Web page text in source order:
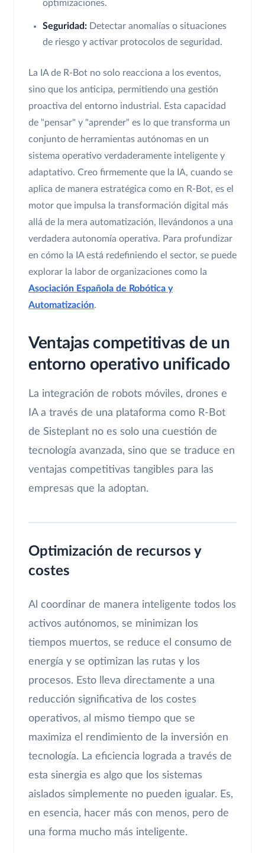
optimizaciones.
Seguridad: Detectar anomalías o situaciones
de riesgo y activar protocolos de seguridad.
La IA de R-Bot no solo reacciona a los eventos,
sino que los anticipa, permitiendo una gestión
proactiva del entorno industrial. Esta capacidad
de "pensar" y "aprender" es lo que transforma un
conjunto de herramientas autónomas en un
sistema operativo verdaderamente inteligente y
adaptativo. Creo firmemente que la IA, cuando se
aplica de manera estratégica como en R-Bot, es el
motor que impulsa la transformación digital más
allá de la mera automatización, llevándonos a una
verdadera autonomía operativa. Para profundizar
en cómo la IA está redefiniendo el sector, se puede
explorar la labor de organizaciones como la
Asociación Española de Robótica y
Automatización.
Ventajas competitivas de un
entorno operativo unificado
La integración de robots móviles, drones e
IA a través de una plataforma como R-Bot
de Sisteplant no es solo una cuestión de
tecnología avanzada, sino que se traduce en
ventajas competitivas tangibles para las
empresas que la adoptan.
Optimización de recursos y
costes
Al coordinar de manera inteligente todos los
activos autónomos, se minimizan los
tiempos muertos, se reduce el consumo de
energía y se optimizan las rutas y los
procesos. Esto lleva directamente a una
reducción significativa de los costes
operativos, al mismo tiempo que se
maximiza el rendimiento de la inversión en
tecnología. La eficiencia lograda a través de
esta sinergia es algo que los sistemas
aislados simplemente no pueden igualar. Es,
en esencia, hacer más con menos, pero de
una forma mucho más inteligente.